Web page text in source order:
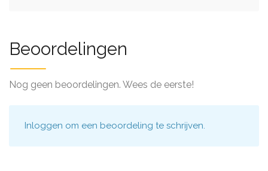
Beoordelingen
Nog geen beoordelingen. Wees de eerste!
Inloggen om een beoordeling te schrijven.